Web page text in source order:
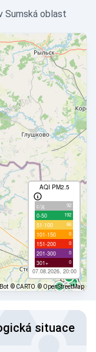
Sumská oblast
AQI PM2.5
с/д 92
0-50 192
51-100 66
101-150 0
151-200 0
201-300 0
301+ 0
07.08.2026, 20:00
© CARTO © OpenStreetMap
situace